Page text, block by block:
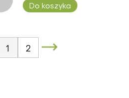
Do koszyka
1 2